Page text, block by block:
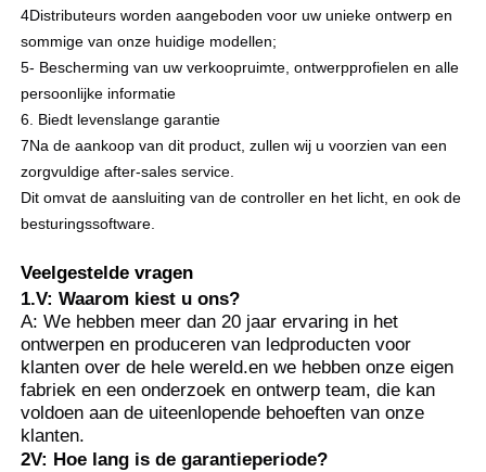
4Distributeurs worden aangeboden voor uw unieke ontwerp en
sommige van onze huidige modellen;
5- Bescherming van uw verkoopruimte, ontwerpprofielen en alle
persoonlijke informatie
6. Biedt levenslange garantie
7Na de aankoop van dit product, zullen wij u voorzien van een
zorgvuldige after-sales service.
Dit omvat de aansluiting van de controller en het licht, en ook de
besturingssoftware.
Veelgestelde vragen
1.V: Waarom kiest u ons?
A: We hebben meer dan 20 jaar ervaring in het
ontwerpen en produceren van ledproducten voor
klanten over de hele wereld.en we hebben onze eigen
fabriek en een onderzoek en ontwerp team, die kan
voldoen aan de uiteenlopende behoeften van onze
klanten.
2V: Hoe lang is de garantieperiode?